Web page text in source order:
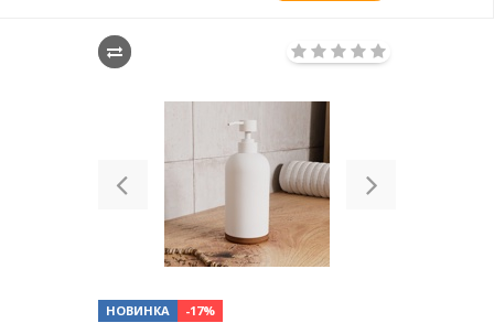
Previous
НОВИНКА -17%